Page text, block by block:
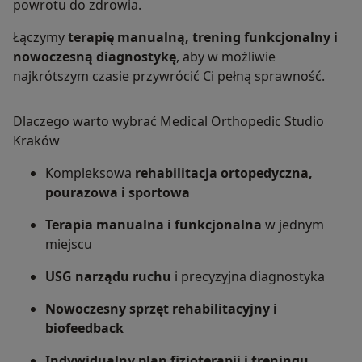
pomiary, porównujemy raporty „przed/po” i
podejmujemy decyzje o zwiększaniu obciążeń,
powrocie do pracy lub sportu.
Zastosowania kliniczne – gdzie nasz sprzęt robi
różnicę
- Po urazach i operacjach (ACL, bark, skokowy,
Achillesa): płyty sił (RSI/DSI/IMTP, moc, symetrie
L/P) + dynamometria (cele siłowe) + FreeStep
na obiektywnych progach, a nie „na wyczucie”.
- Bóle przeciążeniowe i przewlekłe (tendinopatie,
powrotu do zdrowia.
Łączymyterapię manualną, trening funkcjonalny i
nowoczesną diagnostykę, aby w możliwie
najkrótszym czasie przywrócić Ci pełną sprawność.
Dlaczego warto wybrać Medical Orthopedic Studio
Kraków
Kompleksowa rehabilitacja ortopedyczna,
pourazowa i sportowa
Terapia manualna i funkcjonalna w jednym
miejscu
USG narządu ruchu i precyzyjna diagnostyka
Nowoczesny sprzęt rehabilitacyjny i
biofeedback